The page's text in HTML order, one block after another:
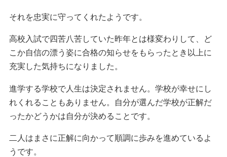
それを忠実に守ってくれたようです。
高校入試で四苦八苦していた昨年とは様変わりして、ど
こか自信の漂う姿に合格の知らせをもらったとき以上に
充実した気持ちになりました。
進学する学校で人生は決定されません。学校が幸せにし
れくれることもありません。自分が選んだ学校が正解だ
ったかどうかは自分が決めることです。
二人はまさに正解に向かって順調に歩みを進めているよ
うです。